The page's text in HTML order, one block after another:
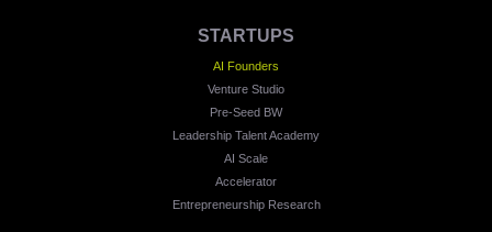
STARTUPS
AI Founders
Venture Studio
Pre-Seed BW
Leadership Talent Academy
AI Scale
Accelerator
Entrepreneurship Research